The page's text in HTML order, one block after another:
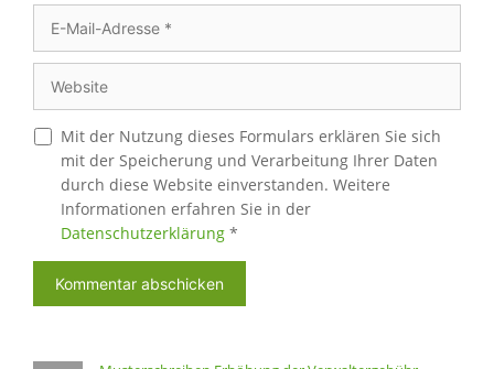
Mail-
Adresse
Mit der Nutzung dieses Formulars erklären Sie sich
mit der Speicherung und Verarbeitung Ihrer Daten
durch diese Website einverstanden. Weitere
Informationen erfahren Sie in der
Datenschutzerklärung *